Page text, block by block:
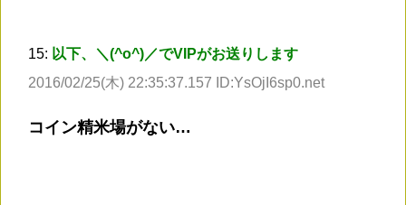
15: 以下、＼(^o^)／でVIPがお送りします
2016/02/25(木) 22:35:37.157 ID:YsOjI6sp0.net
コイン精米場がない…